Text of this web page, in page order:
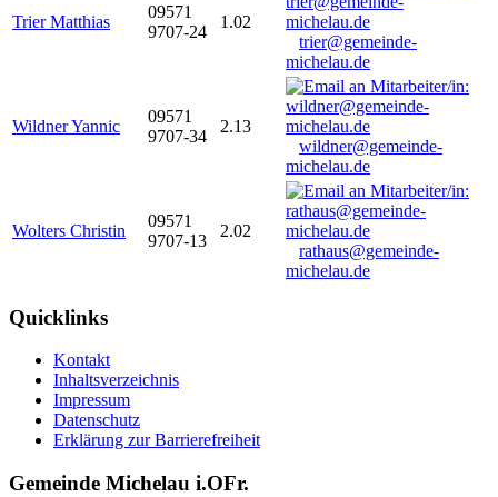
Trier Matthias
09571
9707-24
1.02
trier@gemeinde-
michelau.de
Wildner Yannic
09571
9707-34
2.13
wildner@gemeinde-
michelau.de
Wolters Christin
09571
9707-13
2.02
rathaus@gemeinde-
michelau.de
Quicklinks
Kontakt
Inhaltsverzeichnis
Impressum
Datenschutz
Erklärung zur Barrierefreiheit
Gemeinde Michelau i.OFr.